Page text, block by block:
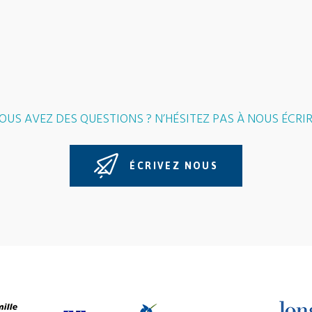
AVEZ DES QUESTIONS ? N’HÉSITEZ PAS À NOUS
ÉCRIVEZ NOUS